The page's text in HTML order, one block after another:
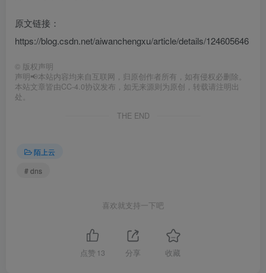
原文链接：
https://blog.csdn.net/aiwanchengxu/article/details/124605646
© 版权声明
声明📢本站内容均来自互联网，归原创作者所有，如有侵权必删除。
本站文章皆由CC-4.0协议发布，如无来源则为原创，转载请注明出
处。
THE END
陌上云
# dns
喜欢就支持一下吧
点赞 13 分享 收藏